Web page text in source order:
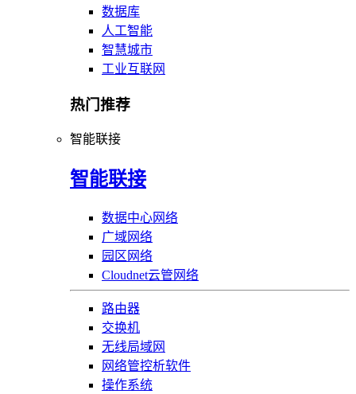
数据库
人工智能
智慧城市
工业互联网
热门推荐
智能联接
智能联接
数据中心网络
广域网络
园区网络
Cloudnet云管网络
路由器
交换机
无线局域网
网络管控析软件
操作系统